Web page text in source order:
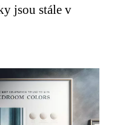
jsou stále v